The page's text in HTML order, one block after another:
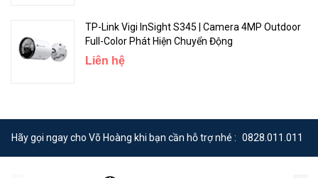
TP-Link Vigi InSight S345 | Camera 4MP Outdoor
Full-Color Phát Hiện Chuyển Động
Liên hệ
Hãy gọi ngay cho Võ Hoàng khi bạn cần hỗ trợ nhé : 0828.011.011